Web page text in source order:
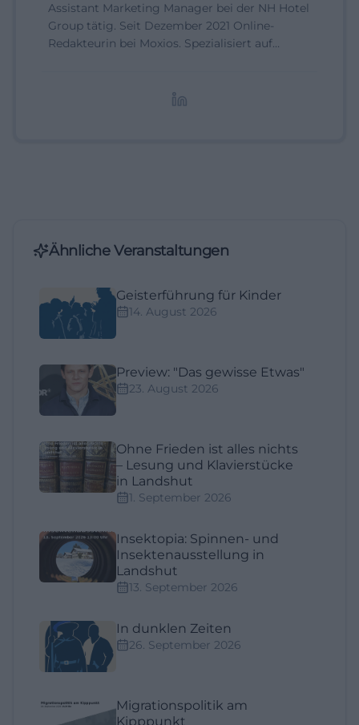
Assistant Marketing Manager bei der NH Hotel
Group tätig. Seit Dezember 2021 Online-
Redakteurin bei Moxios. Spezialisiert auf
Ähnliche Veranstaltungen
Geisterführung für Kinder
14. August 2026
Preview: "Das gewisse Etwas"
23. August 2026
Ohne Frieden ist alles nichts
– Lesung und Klavierstücke
in Landshut
1. September 2026
Insektopia: Spinnen- und
Insektenausstellung in
Landshut
13. September 2026
In dunklen Zeiten
26. September 2026
Migrationspolitik am
Kipppunkt